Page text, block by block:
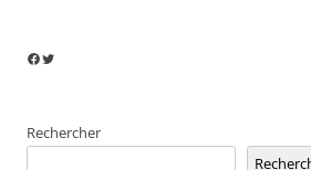
Facebook
Twitter
Rechercher